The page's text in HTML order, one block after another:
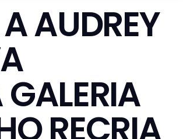
AUDREY